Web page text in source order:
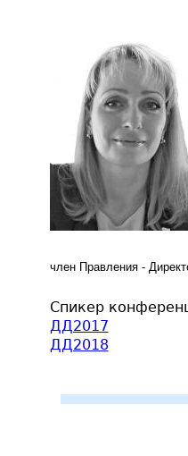
член Правления -
Спикер
ДД2017
ДД2018